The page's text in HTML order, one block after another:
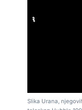
Slika Urana,